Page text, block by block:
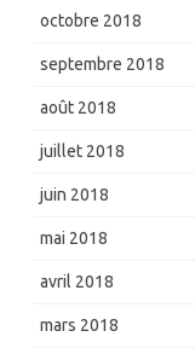
octobre 2018
septembre 2018
août 2018
juillet 2018
juin 2018
mai 2018
avril 2018
mars 2018